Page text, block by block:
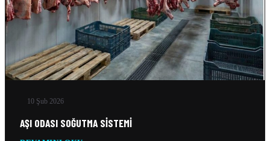
MOBIL SOĞUK ODA
11 Şub 2026
GEMI SOĞUTMA SISTEMLERI
10 Şub 2026
TEKSTIL SOĞUTMA SISTEMLERI
10 Şub 2026
AŞI ODASI SOĞUTMA SISTEMI